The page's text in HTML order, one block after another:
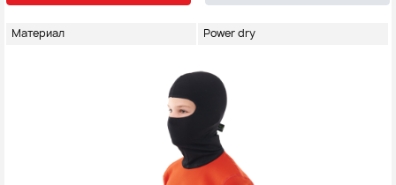
Материал Power dry